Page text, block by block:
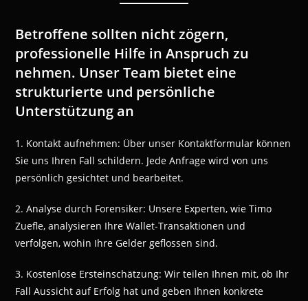
Betroffene sollten nicht zögern,
professionelle Hilfe in Anspruch zu
nehmen. Unser Team bietet eine
strukturierte und persönliche
Unterstützung an
1. Kontakt aufnehmen: Über unser Kontaktformular können
Sie uns Ihren Fall schildern. Jede Anfrage wird von uns
persönlich gesichtet und bearbeitet.
2. Analyse durch Forensiker: Unsere Experten, wie Timo
Zuefle, analysieren Ihre Wallet-Transaktionen und
verfolgen, wohin Ihre Gelder geflossen sind.
3. Kostenlose Ersteinschätzung: Wir teilen Ihnen mit, ob Ihr
Fall Aussicht auf Erfolg hat und geben Ihnen konkrete